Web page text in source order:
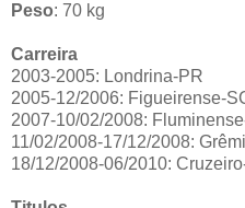
Peso: 70 kg
Carreira
2003-2005: Londrina-PR
2005-12/2006: Figueirense-
2007-10/02/2008:
11/02/2008-17/12/2008:
18/12/2008-06/2010: